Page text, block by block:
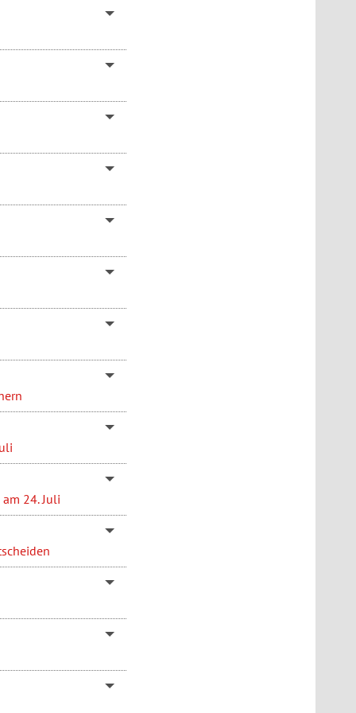
24. Juli